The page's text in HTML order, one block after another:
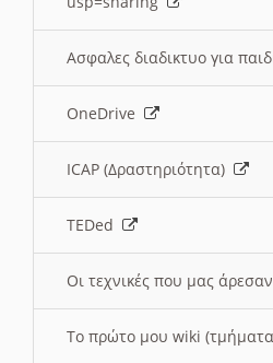
Ασφαλες διαδικτυο για
OneDrive
ICAP (Δραστηριότητα)
TEDed
Οι τεχνικές που μας
Το πρώτο μου wiki (τμήματα